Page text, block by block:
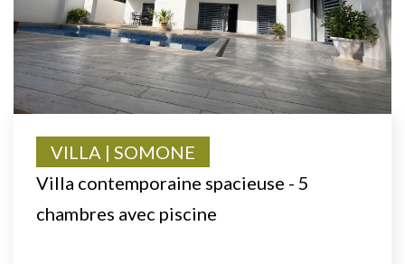
Villa contemporaine spacieuse - 5
chambres avec piscine
VILLA | SOMONE